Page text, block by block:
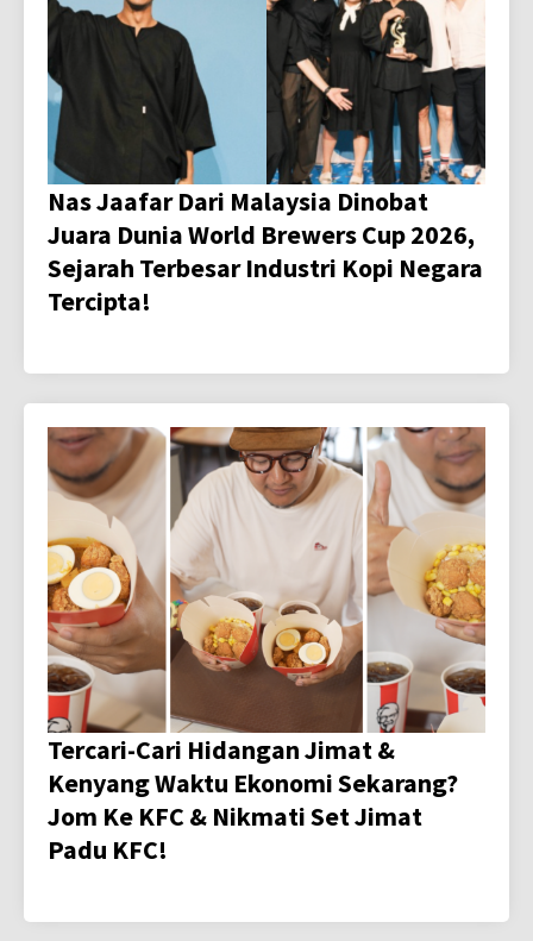
Nas Jaafar Dari Malaysia Dinobat
Juara Dunia World Brewers Cup 2026,
Sejarah Terbesar Industri Kopi Negara
Tercipta!
Tercari-Cari Hidangan Jimat &
Kenyang Waktu Ekonomi Sekarang?
Jom Ke KFC & Nikmati Set Jimat
Padu KFC!